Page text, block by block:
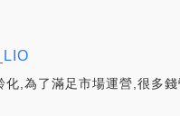
,為了滿足市場運營,很多